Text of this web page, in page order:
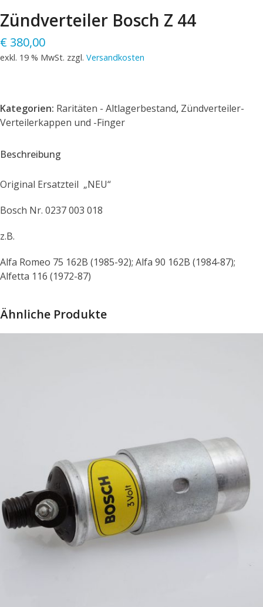
Zündverteiler Bosch Z 44
€ 380,00
exkl. 19 % MwSt. zzgl. Versandkosten
Kategorien: Raritäten - Altlagerbestand, Zündverteiler-
Verteilerkappen und -Finger
Beschreibung
Original Ersatzteil „NEU“
Bosch Nr. 0237 003 018
z.B.
Alfa Romeo 75 162B (1985-92); Alfa 90 162B (1984-87);
Alfetta 116 (1972-87)
Ähnliche Produkte